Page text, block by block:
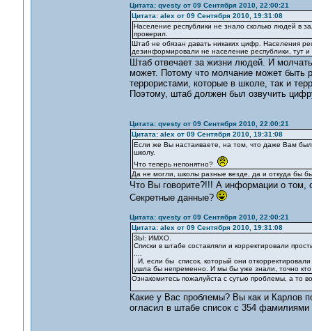
Цитата: qvesty от 09 Сентября 2010, 22:00:21
Цитата: alex от 09 Сентября 2010, 19:31:08
Население республики не знало сколько людей в
проверил.
Штаб не обязан давать никаких цифр. Населения
дезинформировали не население республики, тут
Штаб отвечает за жизни людей. И
может. Потому что молчание может быть
террористами, которые в школе, так и
Поэтому, штаб должен был озвучить
Цитата: qvesty от 09 Сентября 2010, 22:00:21
Цитата: alex от 09 Сентября 2010, 19:31:08
Если же Вы настаиваете, на том, что даже Вам
школу.
Что теперь непонятно?
Да не могли, школы разные везде, да и откуда бы
Что Вы говорите?!!! А информации о том,
Секретные данные?
Цитата: qvesty от 09 Сентября 2010, 22:00:21
Цитата: alex от 09 Сентября 2010, 19:31:08
ЗЫ: ИМХО.
Списки в штабе составляли и корректировали
И, если бы список, который они
ушла бы непременно. И мы бы уже знали, точно кто
Ознакомитесь пожалуйста с сутью проблемы, а то
Какие у Вас проблемы? Вы как и Карлов
огласил в штабе список с 354